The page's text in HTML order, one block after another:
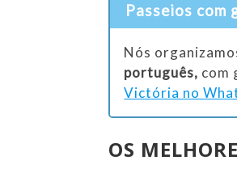
Passeios com
Nós
português, com
Victória no
OS